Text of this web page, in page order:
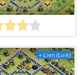
+ Lien (Link)